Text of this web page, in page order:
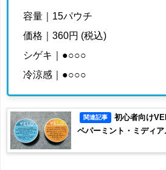
容量｜15パウチ
価格｜360円 (税込)
シゲキ｜●○○○
冷涼感｜●○○○
関連記事
初心者向け
ペパーミント・ミディ